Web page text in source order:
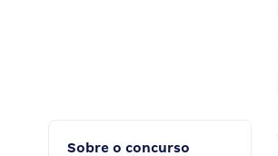
Sobre o concurso